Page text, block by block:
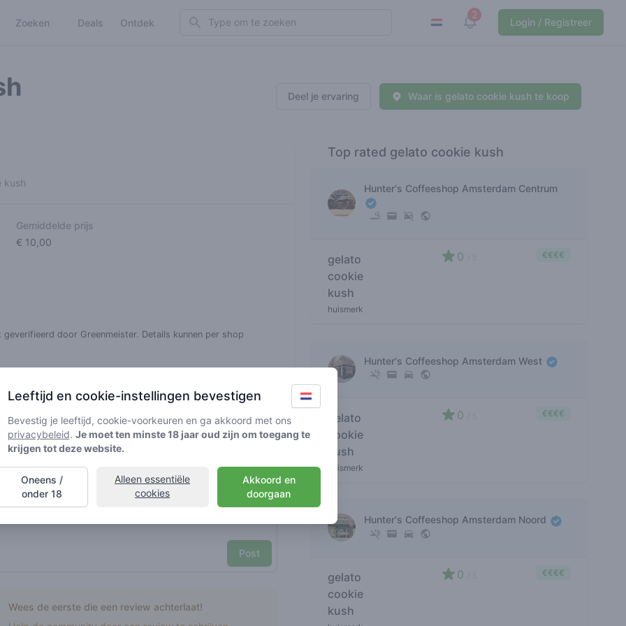
Zoeken Deals Ontdek Search 2
View notifications
Login / Registreer
Deel je ervaring Waar is gelato cookie kush te koop
kush
Gemiddelde prijs
€ 10,00
door Greenmeister. Details kunnen per shop
cannabisgebruik
reviews
Je naam hier
Pick a rating
review
Post
Wees de eerste die een review achterlaat!
Top rated gelato cookie kush
Hunter's Coffeeshop Amsterdam Centrum
gelato
cookie
kush
huismerk
0 €€€€
Hunter's Coffeeshop Amsterdam West
gelato
cookie
kush
huismerk
0 €€€€
Hunter's Coffeeshop Amsterdam Noord
gelato
cookie
kush
0 €€€€
Leeftijd en cookie-instellingen bevestigen
Bevestig je leeftijd, cookie-voorkeuren en ga akkoord met ons
privacybeleid. Je moet ten minste 18 jaar oud zijn om toegang te
krijgen tot deze website.
Akkoord en
doorgaan
Alleen essentiële
cookies
Oneens /
onder 18